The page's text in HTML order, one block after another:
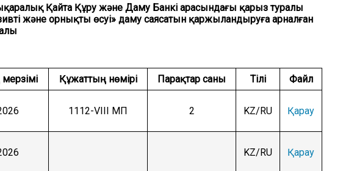
Қайта Құру және Даму Банкі арасындағы қарыз туралы
және орнықты өсуі» даму саясатын қаржыландыруға арналған
Құжаттың нөмірі Парақтар саны Тілі Файл
1112-VIII МП 2 KZ/RU Қарау
KZ/RU Қарау